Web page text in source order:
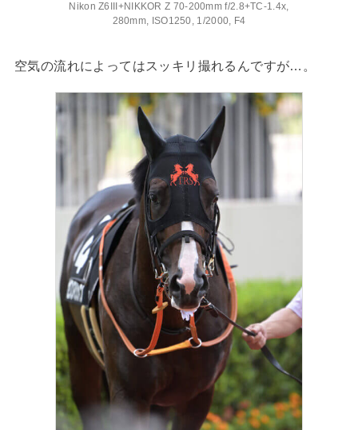
Nikon Z6III+NIKKOR Z 70-200mm f/2.8+TC-1.4x,
280mm, ISO1250, 1/2000, F4
空気の流れによってはスッキリ撮れるんですが…。